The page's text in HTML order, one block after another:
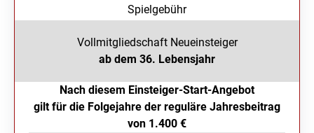
Spielgebühr
Vollmitgliedschaft Neueinsteiger
ab dem 36. Lebensjahr
Nach diesem Einsteiger-Start-Angebot
gilt für die Folgejahre der reguläre Jahresbeitrag
von 1.400 €